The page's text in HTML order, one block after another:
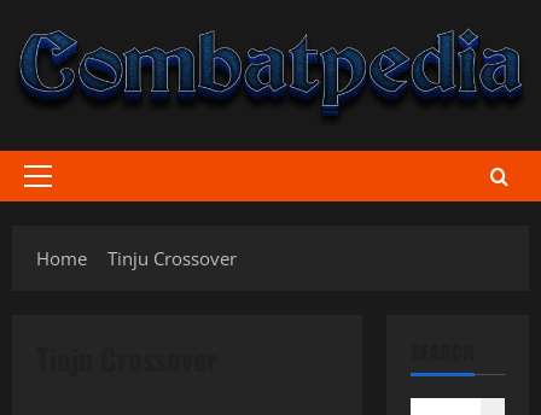
content
Primary
Home
Tinju Crossover